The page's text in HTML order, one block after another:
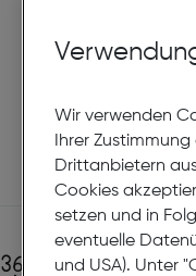
Wir verwenden
Ihrer
Drittanbietern
Cookies
setzen und in
eventuelle
und USA). Unter